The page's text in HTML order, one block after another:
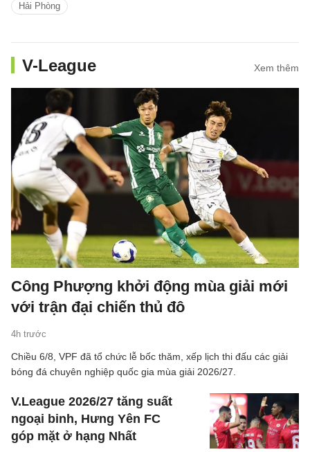
Hải Phòng
V-League Xem thêm
Công Phượng khởi động mùa giải mới
với trận đại chiến thủ đô
4h trước
Chiều 6/8, VPF đã tổ chức lễ bốc thăm, xếp lịch thi đấu các giải
bóng đá chuyên nghiệp quốc gia mùa giải 2026/27.
V.League 2026/27 tăng suất
ngoại binh, Hưng Yên FC
góp mặt ở hạng Nhất